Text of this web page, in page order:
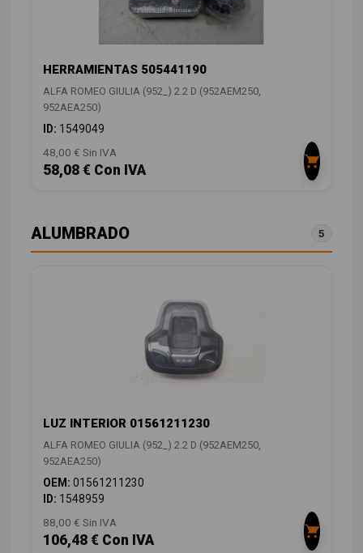
HERRAMIENTAS 505441190
ALFA ROMEO GIULIA (952_) 2.2 D (952AEM250,
952AEA250)
ID: 1549049
48,00 € Sin IVA
58,08 € Con IVA
ALUMBRADO 5
LUZ INTERIOR 01561211230
ALFA ROMEO GIULIA (952_) 2.2 D (952AEM250,
952AEA250)
OEM: 01561211230
ID: 1548959
88,00 € Sin IVA
106,48 € Con IVA